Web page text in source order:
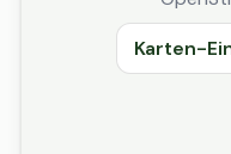
Karten-